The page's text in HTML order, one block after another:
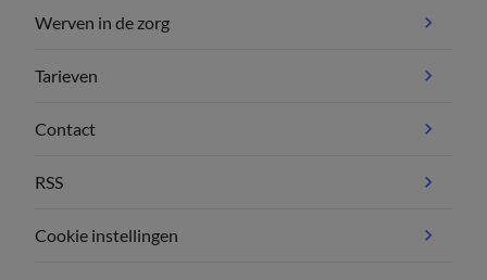
Werven in de zorg
Tarieven
Contact
RSS
Cookie instellingen